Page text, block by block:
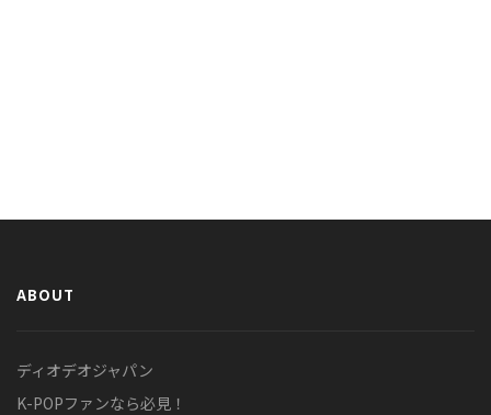
ABOUT
ディオデオジャパン
K-POPファンなら必見！